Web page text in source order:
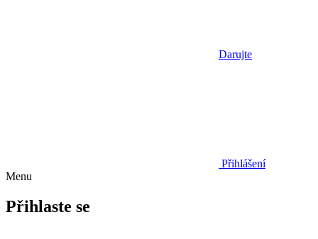
Darujte
Přihlášení
Menu
Přihlaste se